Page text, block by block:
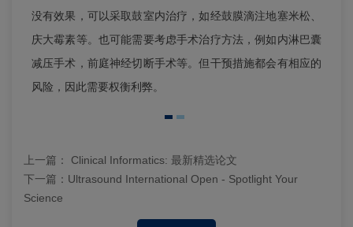
没有效果，可以采取鼓室内治疗，如经鼓膜滴注地塞米松、
庆大霉素等。也可能需要考虑手术治疗方法，例如内淋巴囊
减压手术，前庭神经切断手术等。但干预措施都会有相应的
风险，因此需要权衡利弊。
上一篇：
Clinical Informatics: 最新精选论文
下一篇： Ultrasound International Open - Spotlight Your
Science